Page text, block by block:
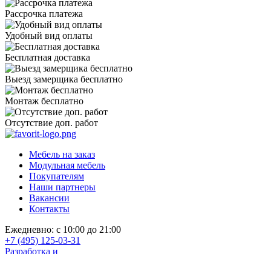
Рассрочка платежа
Удобный вид оплаты
Бесплатная доставка
Выезд замерщика бесплатно
Монтаж бесплатно
Отсутствие доп. работ
Мебель на заказ
Модульная мебель
Покупателям
Наши партнеры
Вакансии
Контакты
Ежедневно: с 10:00 до 21:00
+7 (495) 125-03-31
Разработка и